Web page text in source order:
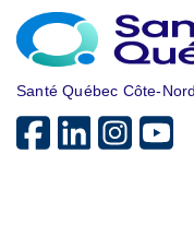
Aller au menu principal
Santé Québec Côte-Nord